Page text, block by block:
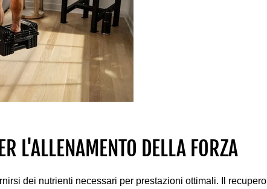
L'ALLENAMENTO DELLA FORZA
dei nutrienti necessari per prestazioni ottimali. Il recupero